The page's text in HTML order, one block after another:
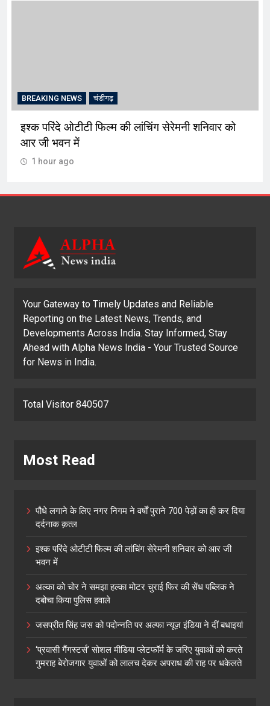
BREAKING NEWS चंडीगढ़
इश्क परिंदे ओटीटी फिल्म की लांचिंग सेरेमनी शनिवार को
आर जी भवन में
1 hour ago
Your Gateway to Timely Updates and Reliable
Reporting on the Latest News, Trends, and
Developments Across India. Stay Informed, Stay
Ahead with Alpha News India - Your Trusted Source
for News in India.
Total Visitor 840507
Most Read
पौधे लगाने के लिए नगर निगम ने वर्षों पुराने 700 पेड़ों का ही कर दिया
दर्दनाक क़त्ल
इश्क परिंदे ओटीटी फिल्म की लांचिंग सेरेमनी शनिवार को आर जी
भवन में
अल्का को चोर ने समझा हल्का मोटर चुराई फिर की सेंध पब्लिक ने
दबोचा किया पुलिस हवाले
जसप्रीत सिंह जस को पदोन्नति पर अल्फा न्यूज़ इंडिया ने दीं बधाइयां
‘प्रवासी गैंगस्टर्स’ सोशल मीडिया प्लेटफॉर्म के जरिए युवाओं को करते
गुमराह बेरोजगार युवाओं को लालच देकर अपराध की राह पर धकेलते